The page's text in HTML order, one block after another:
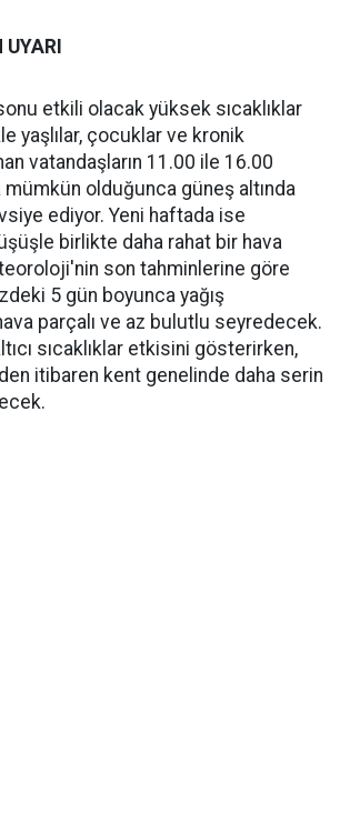
etkili olacak yüksek sıcaklıklar
yaşlılar, çocuklar ve kronik
vatandaşların 11.00 ile 16.00
mümkün olduğunca güneş altında
ediyor. Yeni haftada ise
birlikte daha rahat bir hava
son tahminlerine göre
5 gün boyunca yağış
parçalı ve az bulutlu seyredecek.
sıcaklıklar etkisini gösterirken,
itibaren kent genelinde daha serin